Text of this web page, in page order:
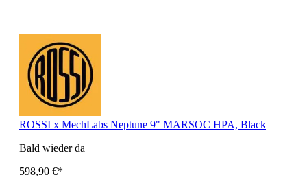
ROSSI x MechLabs Neptune 9" MARSOC HPA, Black
Bald wieder da
598,90 €*